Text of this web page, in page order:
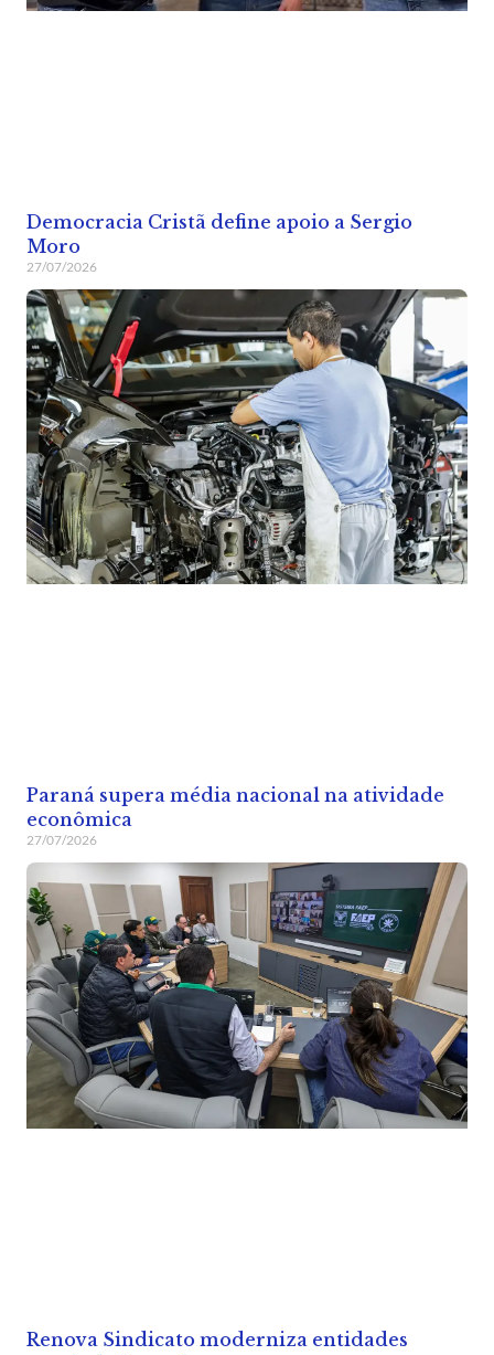
Democracia Cristã define apoio a Sergio
Moro
27/07/2026
Paraná supera média nacional na atividade
econômica
27/07/2026
Renova Sindicato moderniza entidades